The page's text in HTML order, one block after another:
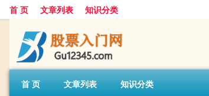
首 页 文章列表 知识分类
首 页 文章列表 知识分类